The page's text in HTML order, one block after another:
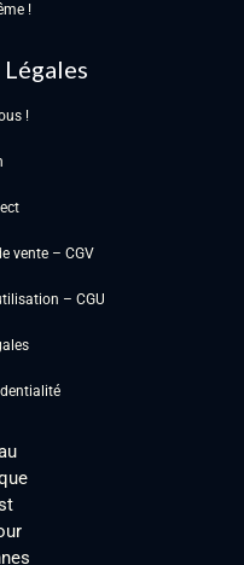
!
!
vente – CGV
– CGU